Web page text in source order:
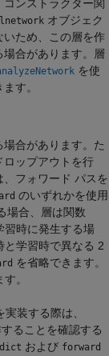
ンストラクター関
オブジェク
いため、この層を作
合があります。層
を使
す。
合があります。た
ロップアウトを行
フォワード パスを
のいずれかを使用
場合、層は関数
習時に発生する場
と学習時で異なる 2
を省略できます。
。
実装する際は、
ることを確認する
および forward